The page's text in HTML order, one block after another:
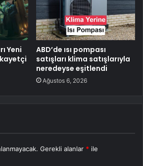
Yeni
ABD’de ısı pompası
satışları klima satışlarıyla
neredeyse eşitlendi
Ağustos 6, 2026
Gerekli alanlar * ile